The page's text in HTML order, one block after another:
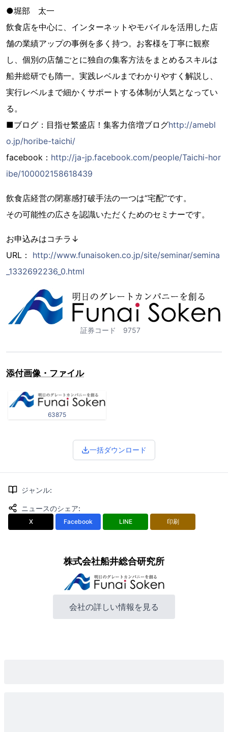
●堀部 太一
飲食店を中心に、インターネットやモバイルを活用した店
舗の業績アップの事例を多く持つ。お客様を丁寧に観察
し、個別の店舗ごとに独自の集客方法をまとめるスキルは
船井総研でも隋一。実践レベルまでわかりやすく解説し、
実行レベルまで細かくサポートする体制が人気となってい
る。
■ブログ：目指せ繁盛店！集客力倍増ブログhttp://amebl
o.jp/horibe-taichi/
facebook： http://ja-jp.facebook.com/people/Taichi-hor
ibe/100002158618439
飲食店経営の閉塞感打破手法の一つは“宅配”です。
その可能性の広さを認識いただくためのセミナーです。
お申込みはコチラ↓
URL： http://www.funaisoken.co.jp/site/seminar/semina
_1332692236_0.html
証券コード 9757
添付画像・ファイル
63875
一括ダウンロード
ジャンル:
ニュースのシェア:
X Facebook LINE 印刷
株式会社船井総合研究所
会社の詳しい情報を見る